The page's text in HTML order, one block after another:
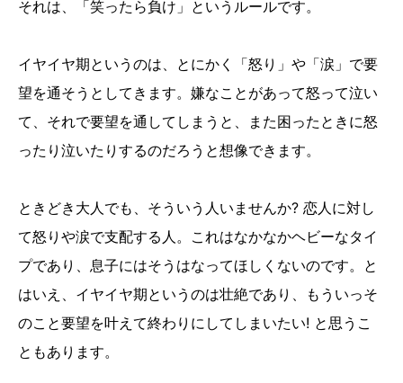
それは、「笑ったら負け」というルールです。
イヤイヤ期というのは、とにかく「怒り」や「涙」で要
望を通そうとしてきます。嫌なことがあって怒って泣い
て、それで要望を通してしまうと、また困ったときに怒
ったり泣いたりするのだろうと想像できます。
ときどき大人でも、そういう人いませんか? 恋人に対し
て怒りや涙で支配する人。これはなかなかヘビーなタイ
プであり、息子にはそうはなってほしくないのです。と
はいえ、イヤイヤ期というのは壮絶であり、もういっそ
のこと要望を叶えて終わりにしてしまいたい! と思うこ
ともあります。